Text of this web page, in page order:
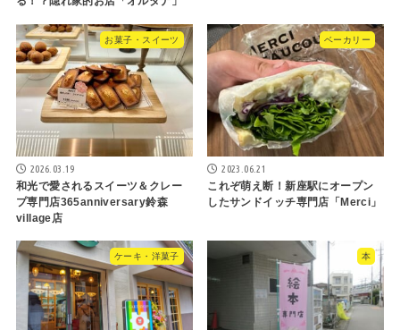
お菓子・スイーツ
2026.03.19
和光で愛されるスイーツ＆クレー
プ専門店365anniversary鈴森
village店
ベーカリー
2023.06.21
これぞ萌え断！新座駅にオープン
したサンドイッチ専門店「Merci」
ケーキ・洋菓子 本